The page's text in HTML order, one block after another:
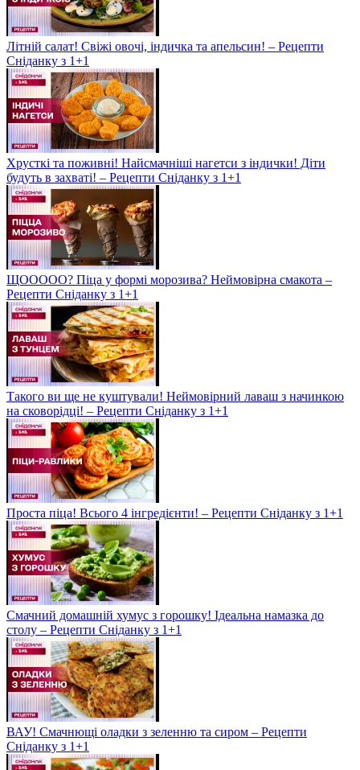
Літній салат! Свіжі овочі, індичка та апельсин! – Рецепти
Сніданку з 1+1
Хрусткі та поживні! Найсмачніші нагетси з індички! Діти
будуть в захваті! – Рецепти Сніданку з 1+1
ЩООООО? Піца у формі морозива? Неймовірна смакота –
Рецепти Сніданку з 1+1
Такого ви ще не куштували! Неймовірний лаваш з начинкою
на сковорідці! – Рецепти Сніданку з 1+1
Проста піца! Всього 4 інгредієнти! – Рецепти Сніданку з 1+1
Смачний домашній хумус з горошку! Ідеальна намазка до
столу – Рецепти Сніданку з 1+1
ВАУ! Смачнющі оладки з зеленню та сиром – Рецепти
Сніданку з 1+1